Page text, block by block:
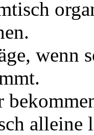
wenn
alleine